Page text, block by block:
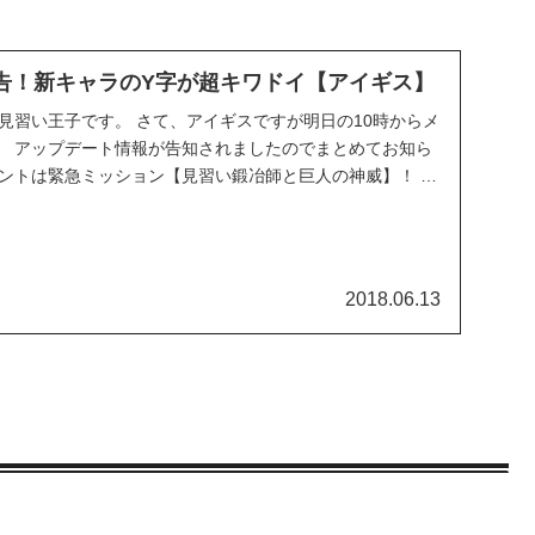
新キャラのY字が超キワドイ【アイギス】
習い王子です。 さて、アイギスですが明日の10時からメ
アップデート情報が告知されましたのでまとめてお知ら
トは緊急ミッション【見習い鍛冶師と巨人の神威】！ 6
2018.06.13